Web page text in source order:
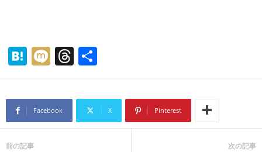
H
at
e
n
a
M
ixi
T
hr
e
d
有
Facebook X Pinterest
前の記事 次の記事